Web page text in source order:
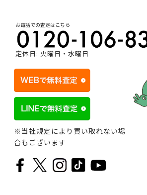
お電話での査定はこちら
定休日: 火曜日・水曜日
※当社規定により買い取れない場
合もございます